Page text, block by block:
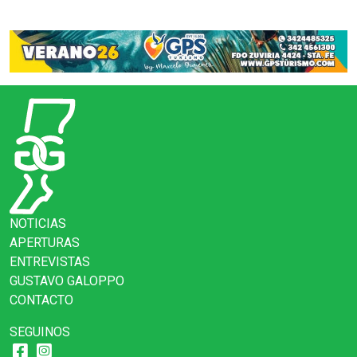
NOTICIAS
APERTURAS
ENTREVISTAS
GUSTAVO GALOPPO
CONTACTO
SEGUINOS